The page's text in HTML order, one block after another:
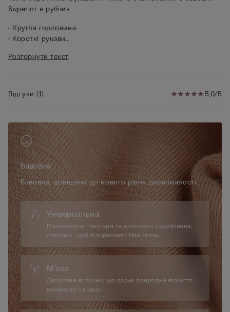
Superior в рубчик.
• Кругла горловина
• Короткі рукави
• 100% бавовна
Розгорнути текст
5,0/5
Відгуки(1)
Бавовна
Бавовна, доведена до нового рівня досконалості.
Універсальна
Різноманітні текстури та витончені оздоблення,
створені, щоб підкреслити твій стиль.
М’яка
Делікатне волокно, що дарує природне відчуття
комфорту на шкірі.